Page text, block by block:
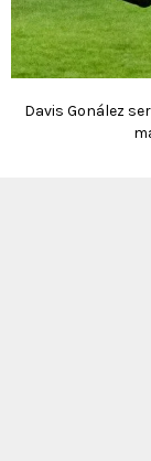
Davis Gonález